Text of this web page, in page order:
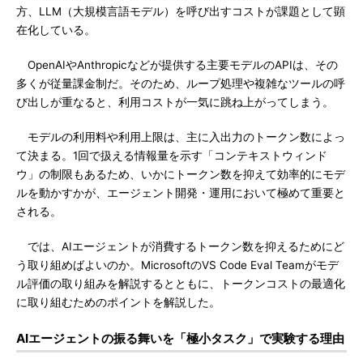
方、LLM（大規模言語モデル）を呼び出すコストが課題として顕
在化している。
OpenAIやAnthropicなどが提供する主要モデルのAPIは、その
多くが従量課金制だ。そのため、ループ処理や複雑なツールの呼
び出しが重なると、利用コストが一気に跳ね上がってしまう。
モデルの利用料や利用上限は、主に入出力のトークン数によっ
て決まる。1回で扱える情報量を示す「コンテキストウィンド
ウ」の制限もあるため、いかにトークン数を抑えて効率的にモデ
ルを動かすかが、エージェント開発・運用において極めて重要と
される。
では、AIエージェントが消費するトークン数を抑えるためにど
う取り組めばよいのか。MicrosoftのVS Code Eval Teamがモデ
ル評価の取り組みを解説するとともに、トークンコストの最適化
に取り組むためのポイントを解説した。
AIエージェントの振る舞いを「極小タスク」で実験する理由